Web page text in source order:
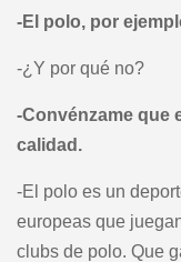
-El polo, por
-¿Y por qué no?
-Convénzame que
calidad.
-El polo es un
europeas que
clubs de polo. Que